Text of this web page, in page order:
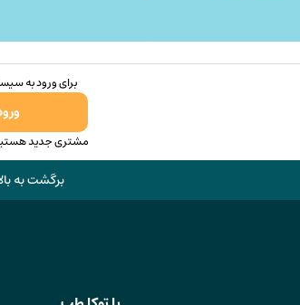
برای ورود به
مشتری جدید
برگشت به